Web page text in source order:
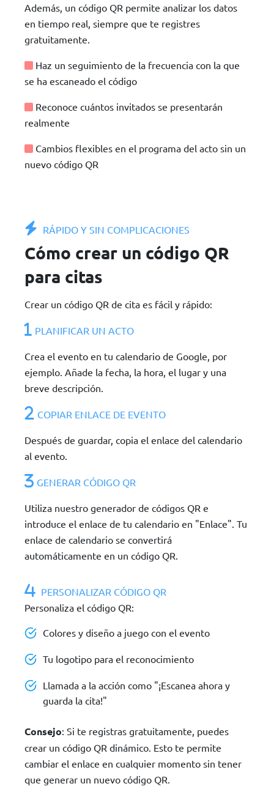
Además, un código QR permite analizar los datos
en tiempo real, siempre que te registres
gratuitamente.
Haz un seguimiento de la frecuencia con la que
se ha escaneado el código
Reconoce cuántos invitados se presentarán
realmente
Cambios flexibles en el programa del acto sin un
nuevo código QR
RÁPIDO Y SIN COMPLICACIONES
Cómo crear un código QR
para citas
Crear un código QR de cita es fácil y rápido:
PLANIFICAR UN ACTO
Crea el evento en tu calendario de Google, por
ejemplo. Añade la fecha, la hora, el lugar y una
breve descripción.
COPIAR ENLACE DE EVENTO
Después de guardar, copia el enlace del calendario
al evento.
GENERAR CÓDIGO QR
Utiliza nuestro generador de códigos QR e
introduce el enlace de tu calendario en "Enlace". Tu
enlace de calendario se convertirá
automáticamente en un código QR.
PERSONALIZAR CÓDIGO QR
Personaliza el código QR:
Colores y diseño a juego con el evento
Tu logotipo para el reconocimiento
Llamada a la acción como "¡Escanea ahora y
guarda la cita!"
Consejo: Si te registras gratuitamente, puedes
crear un código QR dinámico. Esto te permite
cambiar el enlace en cualquier momento sin tener
que generar un nuevo código QR.